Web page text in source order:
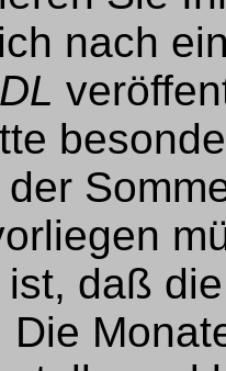
nach
daß
Die